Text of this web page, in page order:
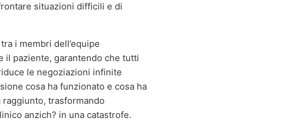
situazioni difficili e di
i membri dell’equipe
il paziente, garantendo che tutti
le negoziazioni infinite
cosa ha funzionato e cosa ha
trasformando
anzich? in una catastrofe.